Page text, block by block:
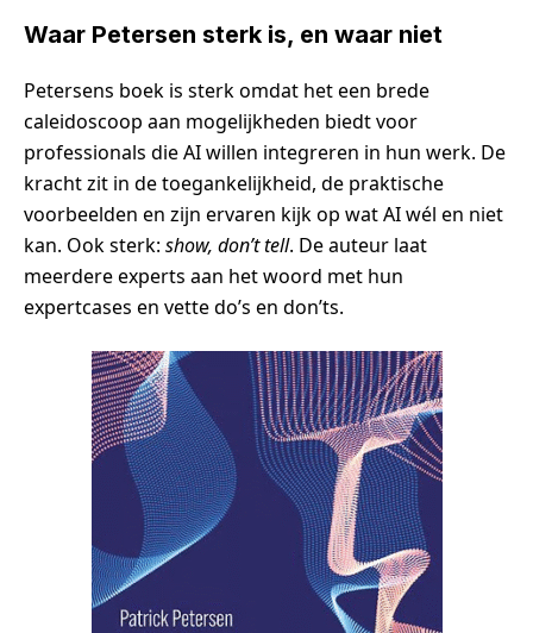
Waar Petersen sterk is, en waar niet
Petersens boek is sterk omdat het een brede
caleidoscoop aan mogelijkheden biedt voor
professionals die AI willen integreren in hun werk. De
kracht zit in de toegankelijkheid, de praktische
voorbeelden en zijn ervaren kijk op wat AI wél en niet
kan. Ook sterk: show, don’t tell. De auteur laat
meerdere experts aan het woord met hun
expertcases en vette do’s en don’ts.